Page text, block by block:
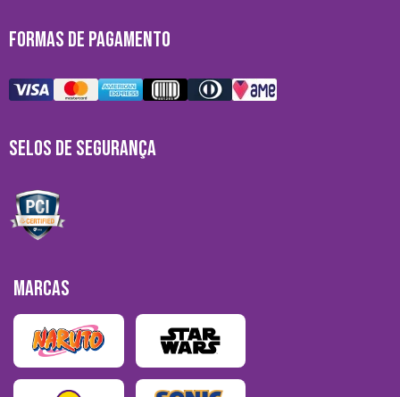
FORMAS DE PAGAMENTO
SELOS DE SEGURANÇA
MARCAS